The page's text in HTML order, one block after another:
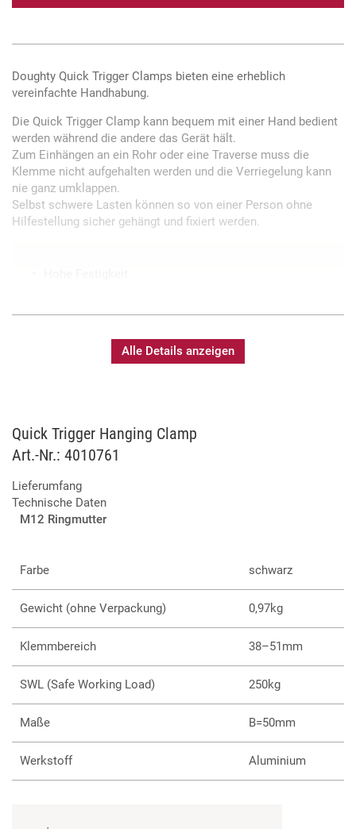
Doughty Quick Trigger Clamps bieten eine erheblich
vereinfachte Handhabung.
Die Quick Trigger Clamp kann bequem mit einer Hand bedient
werden während die andere das Gerät hält.
Zum Einhängen an ein Rohr oder eine Traverse muss die
Klemme nicht aufgehalten werden und die Verriegelung kann
nie ganz umklappen.
Selbst schwere Lasten können so von einer Person ohne
Hilfestellung sicher gehängt und fixiert werden.
Alle Details anzeigen
Quick Trigger Hanging Clamp
Art.-Nr.: 4010761
Lieferumfang
Technische Daten
M12 Ringmutter
Farbe schwarz
Gewicht (ohne Verpackung) 0,97kg
Klemmbereich 38–51mm
SWL (Safe Working Load) 250kg
Maße B=50mm
Werkstoff Aluminium